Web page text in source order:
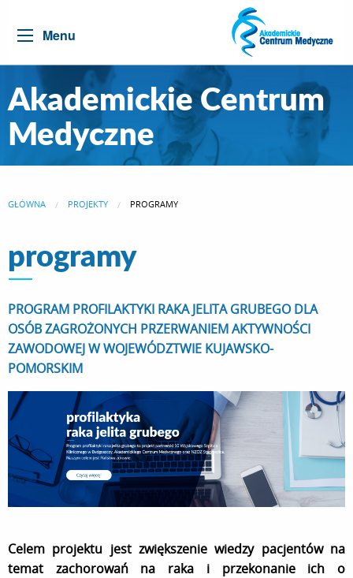
Menu
Akademickie Centrum
Medyczne
GŁÓWNA PROJEKTY CURRENT:
PROGRAMY
programy
PROGRAM PROFILAKTYKI RAKA JELITA GRUBEGO DLA
OSÓB ZAGROŻONYCH PRZERWANIEM AKTYWNOŚCI
ZAWODOWEJ W WOJEWÓDZTWIE KUJAWSKO-
POMORSKIM
Celem projektu jest zwiększenie wiedzy pacjentów na
temat zachorowań na raka i przekonanie ich o